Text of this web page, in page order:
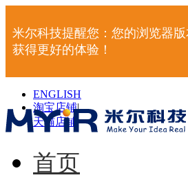
米尔科技提醒您：您的浏览器
获得更好的体验！
ENGLISH
淘宝店铺|
天猫店铺 |
首页